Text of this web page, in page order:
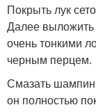
Покрыть лук
Далее
очень тонкими
черным перцем.
Смазать
он полностью